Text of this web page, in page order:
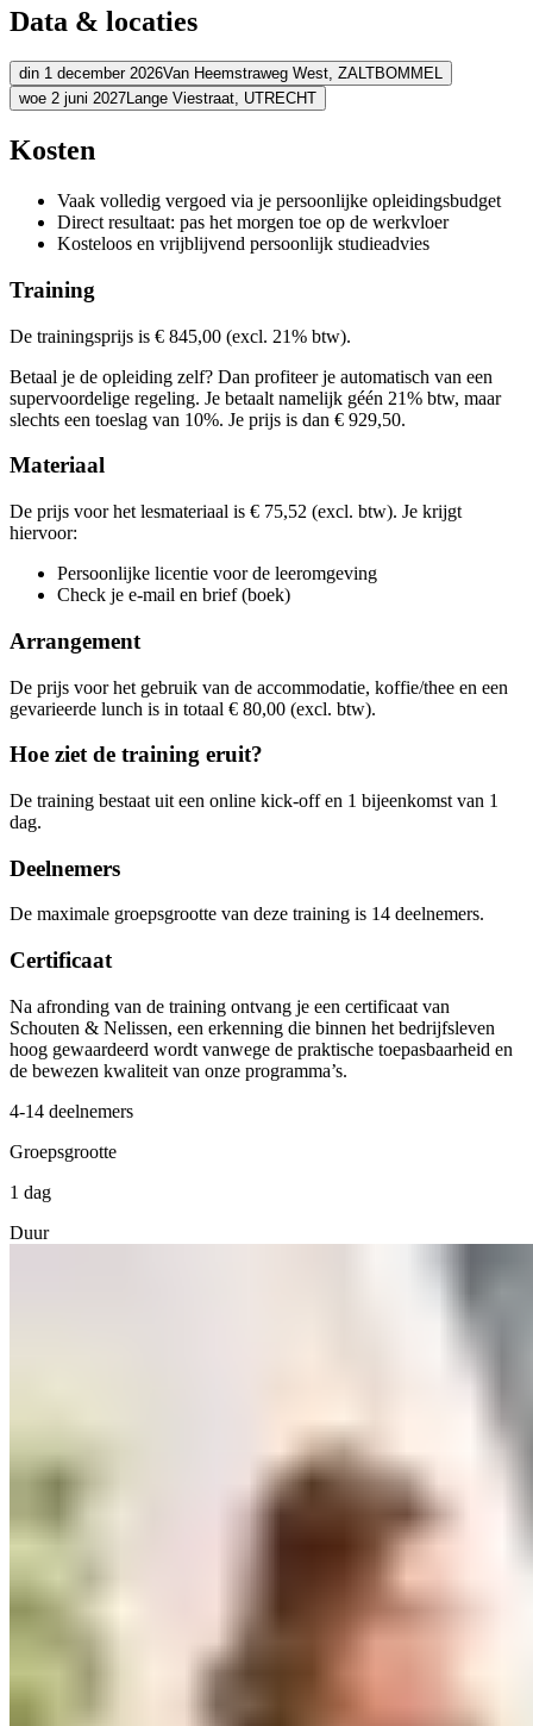
Je weet wat je klant bezighoudt en speelt hier met je teksten
Je schrijft vlot en zelfverzekerd door de goede structuur toe te
Je schriftelijke klantcontact leidt tot meer omzet en
Je draagt actief bij aan het verbeteren van de klanttevredenheid
Data & locaties
din 1 december 2026Van Heemstraweg West, ZALTBOMMEL
Adres
Schouten & Nelissen
Prijs
Bekijk prijsopbouw
din01-12-20269:30 - 16:30
woe 2 juni 2027Lange Viestraat, UTRECHT
Adres
Bekijk route
Prijs
€ 1.000,52
Kies deze startdatum
Lesdagen
woe02-06-20279:30 - 16:30
Kosten
Vaak volledig vergoed via je persoonlijke opleidingsbudget
Direct resultaat: pas het morgen toe op de werkvloer
Kosteloos en vrijblijvend persoonlijk studieadvies
Training
De trainingsprijs is € 845,00 (excl. 21% btw).
Betaal je de opleiding zelf? Dan profiteer je automatisch van een
supervoordelige regeling. Je betaalt namelijk géén 21% btw, maar
slechts een toeslag van 10%. Je prijs is dan € 929,50.
Materiaal
De prijs voor het lesmateriaal is € 75,52 (excl. btw). Je krijgt
hiervoor:
Persoonlijke licentie voor de leeromgeving
Check je e-mail en brief (boek)
Arrangement
De prijs voor het gebruik van de accommodatie, koffie/thee en een
gevarieerde lunch is in totaal € 80,00 (excl. btw).
Hoe ziet de training eruit?
De training bestaat uit een online kick-off en 1 bijeenkomst van 1
dag.
Deelnemers
De maximale groepsgrootte van deze training is 14 deelnemers.
Certificaat
Na afronding van de training ontvang je een certificaat van
Schouten & Nelissen, een erkenning die binnen het bedrijfsleven
hoog gewaardeerd wordt vanwege de praktische toepasbaarheid en
de bewezen kwaliteit van onze programma’s.
4-14 deelnemers
Groepsgrootte
1 dag
Duur